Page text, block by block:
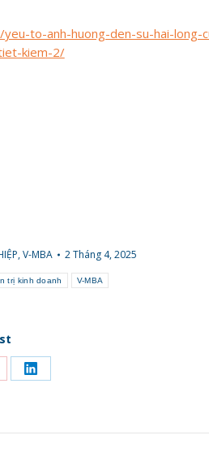
to-anh-huong-den-su-hai-long-
kiem-2/
,V-MBA
2 Tháng 4, 2025
trị kinh doanh V-MBA
Share
LinkedIn